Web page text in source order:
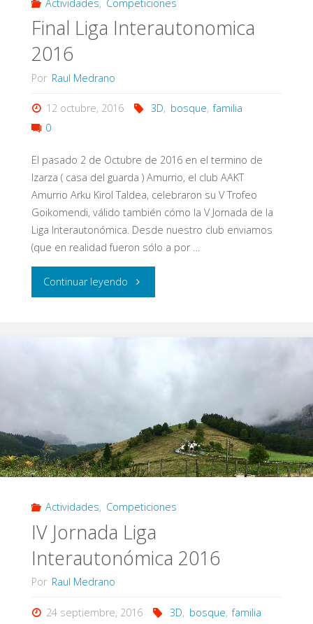
Actividades, Competiciones
Final Liga Interautonomica
2016
Por Raul Medrano
12 octubre, 2016 3D, bosque, familia
0
El pasado 2 de Octubre de 2016 en el termino de
Izarza ( casa del guarda ) Amurrio, el club AAKT
Amurrio Arku Kirol Taldea, celebraron su V Trofeo
Goikomendi, válido también cómo la V Jornada de la
Liga Interautonómica. Desde nuestro club enviamos
(que en realidad fueron sólo a por …
Continuar leyendo "Final
Interautonomica
Actividades, Competiciones
IV Jornada Liga
Interautonómica 2016
Por Raul Medrano
24 septiembre, 2016 3D, bosque, familia